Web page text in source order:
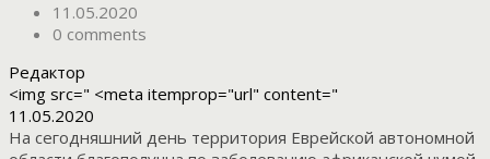
11.05.2020
0 comments
Редактор
<img src=" <meta itemprop="url" content="
11.05.2020
На сегодняшний день территория Еврейской автономной